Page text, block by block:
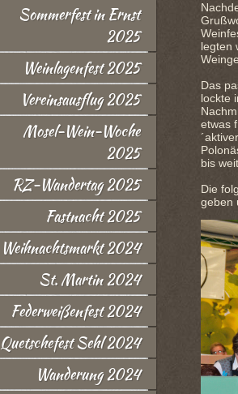
Sommerfest in Ernst
2025
Weinlagenfest 2025
Vereinsausflug 2025
Mosel-Wein-Woche
2025
RZ-Wandertag 2025
Fastnacht 2025
Weihnachtsmarkt 2024
St. Martin 2024
Federweißenfest 2024
Quetschefest Sehl 2024
Wanderung 2024
legten
Das
lockte
etwas
bis
Die
geben